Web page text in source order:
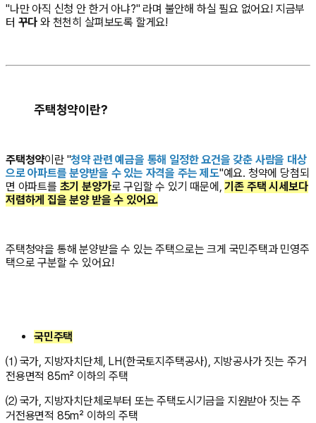
"나만 아직 신청 안 한거 아냐?" 라며 불안해 하실 필요 없어요! 지금부
터 꾸다 와 천천히 살펴보도록 할게요!
주택청약이란?
주택청약이란 "청약 관련 예금을 통해 일정한 요건을 갖춘 사람을 대상
으로 아파트를 분양받을 수 있는 자격을 주는 제도"예요. 청약에 당첨되
면 아파트를 초기 분양가로 구입할 수 있기 때문에,기존 주택 시세보다
저렴하게 집을 분양 받을 수 있어요.
주택청약을 통해 분양받을 수 있는 주택으로는 크게 국민주택과 민영주
택으로 구분할 수 있어요!
국민주택
⑴ 국가, 지방자치단체, LH(한국토지주택공사), 지방공사가 짓는 주거
전용면적 85m² 이하의 주택
⑵ 국가, 지방자치단체로부터 또는 주택도시기금을 지원받아 짓는 주
거전용면적 85m² 이하의 주택